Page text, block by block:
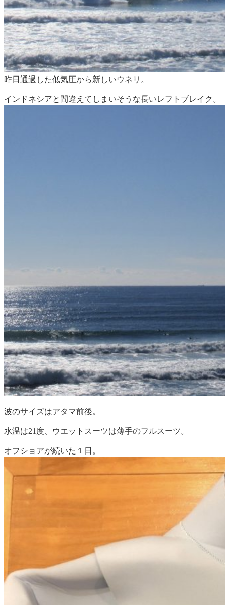
昨日通過した低気圧から新しいウネリ。
インドネシアと間違えてしまいそうな長いレフトブレイク。
波のサイズはアタマ前後。
水温は21度、ウエットスーツは薄手のフルスーツ。
オフショアが続いた１日。